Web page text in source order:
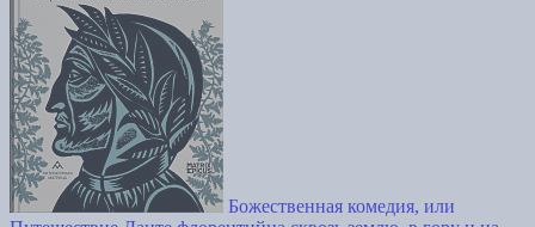
Божественная комедия, или